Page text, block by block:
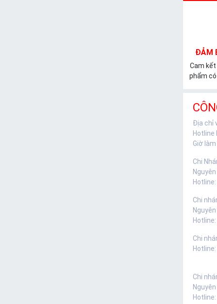
ĐẢM
Cam
phẩm
Địa chỉ
Hotline
Giờ
Chi
Nguyên
Hotline:
Chi
Nguyên
Hotline:
Chi
Hotline:
Chi
Nguyên
Hotline: